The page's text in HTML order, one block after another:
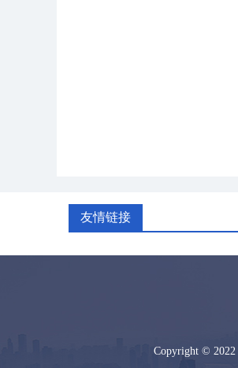
友情链接
Copyright ©